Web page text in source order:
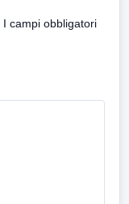
I campi obbligatori